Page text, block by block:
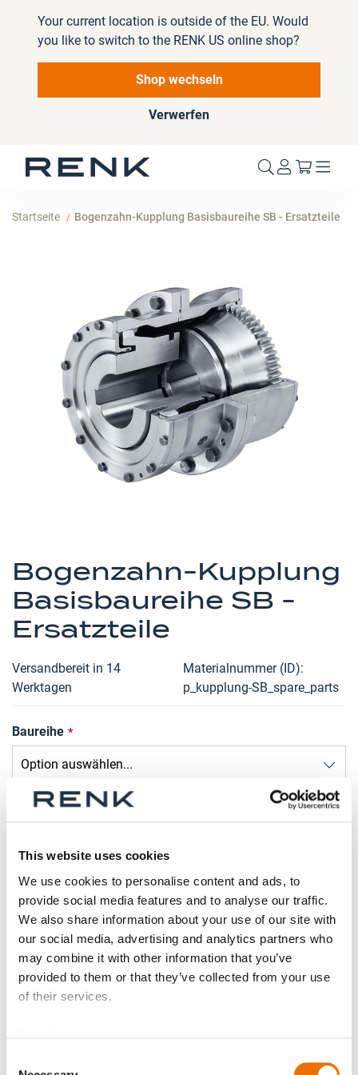
This website uses cookies
We use cookies to personalise content and ads, to
provide social media features and to analyse our traffic.
We also share information about your use of our site with
our social media, advertising and analytics partners who
may combine it with other information that you’ve
provided to them or that they’ve collected from your use
of their services.
Your current location is outside of the EU. Would
you like to switch to the RENK US online shop?
Shop wechseln
Verwerfen
Mein
Startseite Bogenzahn-Kupplung Basisbaureihe SB - Ersatzteile
Bogenzahn-Kupplung
Basisbaureihe SB -
Ersatzteile
Versandbereit in 14
Werktagen
Materialnummer (ID)
p_kupplung-SB_spare_parts
Baureihe
Größe
Ersatzteil
Gewichtsangeglichen?
Bildergalerie
Anfang
der
Bildergalerie
springen